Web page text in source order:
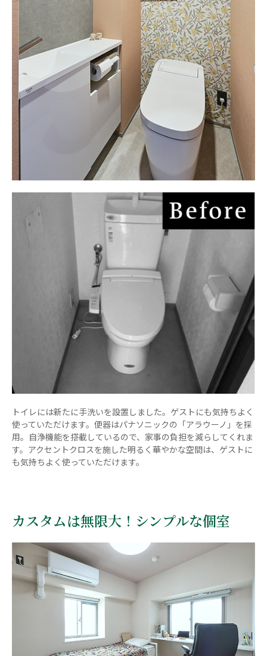
トイレには新たに手洗いを設置しました。ゲストにも気持ちよく
使っていただけます。便器はパナソニックの「アラウーノ」を採
用。自浄機能を搭載しているので、家事の負担を減らしてくれま
す。アクセントクロスを施した明るく華やかな空間は、ゲストに
も気持ちよく使っていただけます。
カスタムは無限大！シンプルな個室